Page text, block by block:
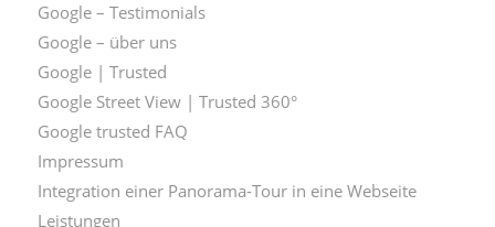
Google – Testimonials
Google – über uns
Google | Trusted
Google Street View | Trusted 360°
Google trusted FAQ
Impressum
Integration einer Panorama-Tour in eine Webseite
Leistungen